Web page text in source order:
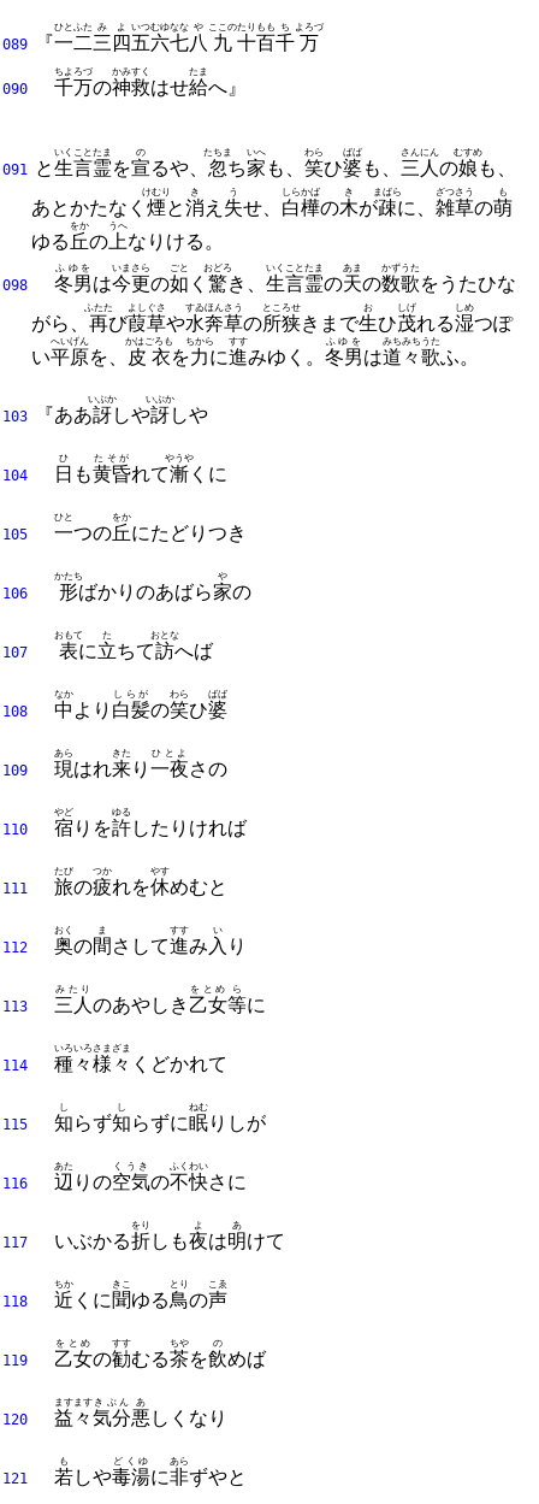
089 『一
ひと
二
ふた
三
み
四
よ
五
いつ
六
むゆ
七
なな
八
や
九
ここの
十
たり
百
もも
千
ち
万
よろづ
090 千万
ちよろづ
の神
かみ
救
すく
はせ給
たま
へ』
091 と生言霊
いくことたま
を宣
の
るや、 忽
たちま
ち家
いへ
も、笑
わら
ひ婆
ばば
も、 三
さん
人
にん
の娘
むすめ
も、
あとかたなく 煙
けむり
と消
き
え 失
う
せ、 白樺
しらかば
の木
き
が疎
まばら
に、 雑草
ざつさう
の萌
も
ゆる 丘
をか
の上
うへ
なりける。
098 冬男
ふゆを
は今更
いまさら
の如
ごと
く驚
おどろ
き、生言霊
いくことたま
の天
あま
の数歌
かずうた
をうたひな
がら、 再
ふたた
び葭草
よしぐさ
や水奔草
すゐほんさう
の所狭
ところせ
きまで生
お
ひ茂
しげ
れる湿
しめ
つぽ
い平原
へいげん
を、 皮衣
かはごろも
を力
ちから
に進
すす
みゆく。 冬男
ふゆを
は道々
みちみち
歌
うた
ふ。
103 『ああ訝
いぶか
しや訝
いぶか
しや
104 日
ひ
も黄昏
たそが
れて漸
やうや
くに
105 一
ひと
つの丘
をか
にたどりつき
106 形
かたち
ばかりのあばら家
や
の
107 表
おもて
に立
た
ちて訪
おとな
へば
108 中
なか
より 白髪
しらが
の笑
わら
ひ婆
ばば
109 現
あら
はれ来
きた
り一夜
ひとよ
さの
110 宿
やど
りを許
ゆる
したりければ
111 旅
たび
の疲
つか
れを休
やす
めむと
112 奥
おく
の間
ま
さして進
すす
み 入
い
り
113 三人
みたり
のあやしき 乙女
をとめ
等
ら
に
114 種々
いろいろ
様々
さまざま
くどかれて
115 知
し
らず知
し
らずに眠
ねむ
りしが
116 辺
あた
りの空気
くうき
の不快
ふくわい
さに
117 いぶかる折
をり
しも夜
よ
は明
あ
けて
118 近
ちか
くに聞
きこ
ゆる鳥
とり
の声
こゑ
119 乙女
をとめ
の勧
すす
むる茶
ちや
を飲
の
めば
120 益々
ますます
気分
きぶん
悪
あ
しくなり
121 若
も
しや毒湯
どくゆ
に非
あら
ずやと